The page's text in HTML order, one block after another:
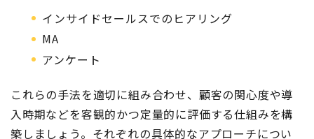
インサイドセールスでのヒアリング
MA
アンケート
これらの手法を適切に組み合わせ、顧客の関心度や導
入時期などを客観的かつ定量的に評価する仕組みを構
築しましょう。それぞれの具体的なアプローチについ